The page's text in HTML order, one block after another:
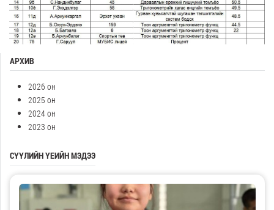
АРХИВ
2026 он
2025 он
2024 он
2023 он
СҮҮЛИЙН ҮЕИЙН МЭДЭЭ